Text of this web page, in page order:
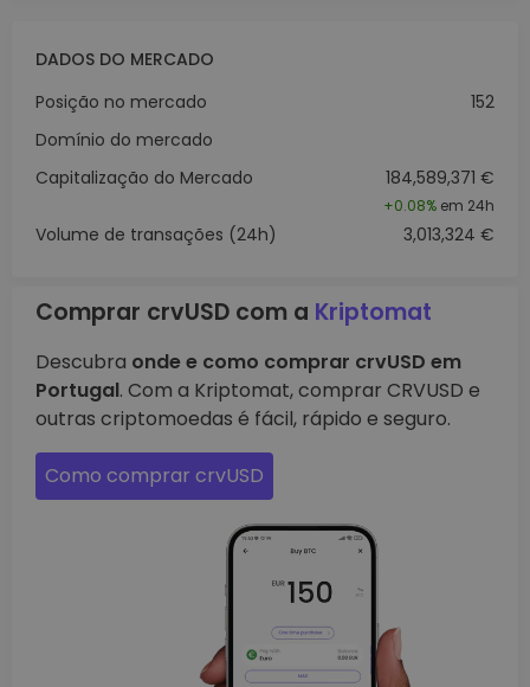
DADOS DO MERCADO
Posição no mercado
152
Domínio do mercado
Capitalização do Mercado
184,589,371 €
+0.08% em 24h
Volume de transações (24h) 3,013,324 €
Comprar crvUSD com a Kriptomat
Descubra onde e como comprar crvUSD em
Portugal. Com a Kriptomat, comprar CRVUSD e
outras criptomoedas é fácil, rápido e seguro.
Como comprar crvUSD